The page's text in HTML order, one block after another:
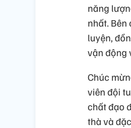
năng
nhất.
luyện,
vận động
Chúc
viên đội
chất đạo
thà và